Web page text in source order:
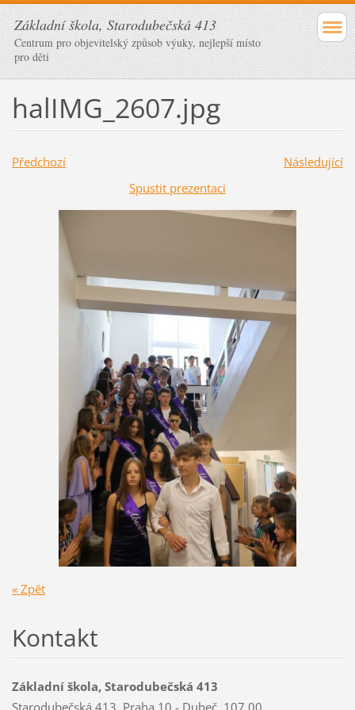
Základní škola, Starodubečská 413
Centrum pro objevitelský způsob výuky, nejlepší místo
pro děti
halIMG_2607.jpg
Předchozí
Následující
Spustit prezentaci
« Zpět
Kontakt
Základní škola, Starodubečská 413
Starodubečská 413, Praha 10 - Dubeč, 107 00